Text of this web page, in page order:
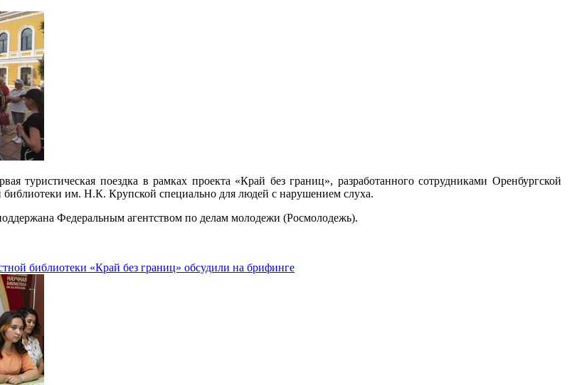
туристическая поездка в рамках проекта «Край без границ», разработанного сотрудниками Оренбургской
библиотеки им. Н.К. Крупской специально для людей с нарушением слуха.
Федеральным агентством по делам молодежи (Росмолодежь).
библиотеки «Край без границ» обсудили на брифинге